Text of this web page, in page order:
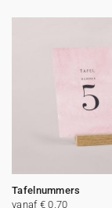
Tafelnummers
vanaf € 0,70